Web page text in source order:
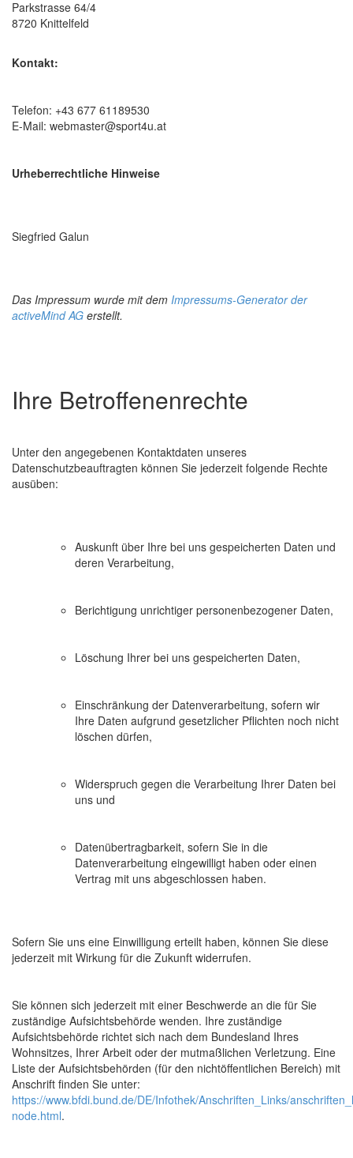
Parkstrasse 64/4
8720 Knittelfeld
Kontakt:
Telefon: +43 677 61189530
E-Mail: webmaster@sport4u.at
Urheberrechtliche Hinweise
Siegfried Galun
Das Impressum wurde mit dem Impressums-Generator der
activeMind AG erstellt.
Ihre Betroffenenrechte
Unter den angegebenen Kontaktdaten unseres
Datenschutzbeauftragten können Sie jederzeit folgende Rechte
ausüben:
Auskunft über Ihre bei uns gespeicherten Daten und
deren Verarbeitung,
Berichtigung unrichtiger personenbezogener Daten,
Löschung Ihrer bei uns gespeicherten Daten,
Einschränkung der Datenverarbeitung, sofern wir
Ihre Daten aufgrund gesetzlicher Pflichten noch nicht
löschen dürfen,
Widerspruch gegen die Verarbeitung Ihrer Daten bei
uns und
Datenübertragbarkeit, sofern Sie in die
Datenverarbeitung eingewilligt haben oder einen
Vertrag mit uns abgeschlossen haben.
Sofern Sie uns eine Einwilligung erteilt haben, können Sie diese
jederzeit mit Wirkung für die Zukunft widerrufen.
Sie können sich jederzeit mit einer Beschwerde an die für Sie
zuständige Aufsichtsbehörde wenden. Ihre zuständige
Aufsichtsbehörde richtet sich nach dem Bundesland Ihres
Wohnsitzes, Ihrer Arbeit oder der mutmaßlichen Verletzung. Eine
Liste der Aufsichtsbehörden (für den nichtöffentlichen Bereich) mit
Anschrift finden Sie unter:
https://www.bfdi.bund.de/DE/Infothek/Anschriften_Links/
node.html.